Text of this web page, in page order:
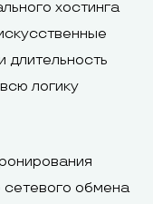
хостинга
длительность
логику
сетевого обмена